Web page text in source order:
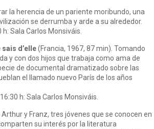
la herencia de un pariente moribundo, una
se derrumba y arde a su alrededor.
Sala Carlos Monsiváis.
d’elle(Francia, 1967, 87 min). Tomando
y con dos hijos que trabaja como ama de
de documental dramatizado sobre las
el llamado nuevo París de los años
h: Sala Carlos Monsiváis.
y Franz, tres jóvenes que se conocen en
su interés por la literatura